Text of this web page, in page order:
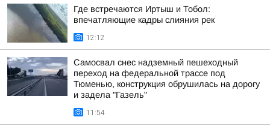
Где встречаются Иртыш и Тобол:
впечатляющие кадры слияния рек
12:12
Самосвал снес надземный пешеходный
переход на федеральной трассе под
Тюменью, конструкция обрушилась на дорогу
и задела "Газель"
11:54